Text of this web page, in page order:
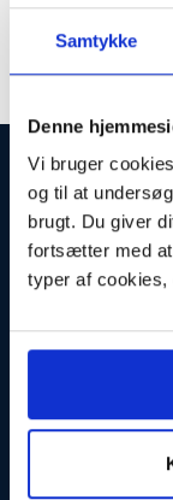
Samtykke
Denne
Vi bruger
og til at
brugt. Du giver
fortsætter med
typer af cookies,
Atlas
INFORMATIONER
Fortrydelsesret
Firma profil
Kontakt os
Betingelser & Vilkår
Loyalitetsrabat.
Oversigt
Fragt og Levering
9 Gode grunde til
Fortryd købet